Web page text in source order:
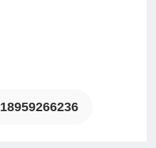
18959266236